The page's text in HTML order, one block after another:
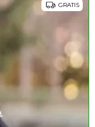
GRATIS